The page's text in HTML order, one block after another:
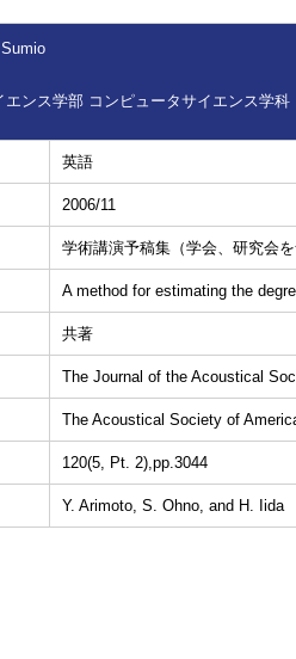
エンス学部 コンピュータサイエンス学科
英語
2006/11
学術講演予稿集（学会、研究会
A method for estimating the
共著
The Journal of the Acoustical
The Acoustical Society of
120(5, Pt. 2),pp.3044
Y. Arimoto, S. Ohno, and H. Iida